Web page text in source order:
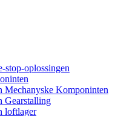
stop-oplossingen
Mechanyske Komponinten
Gearstalling
loftlager